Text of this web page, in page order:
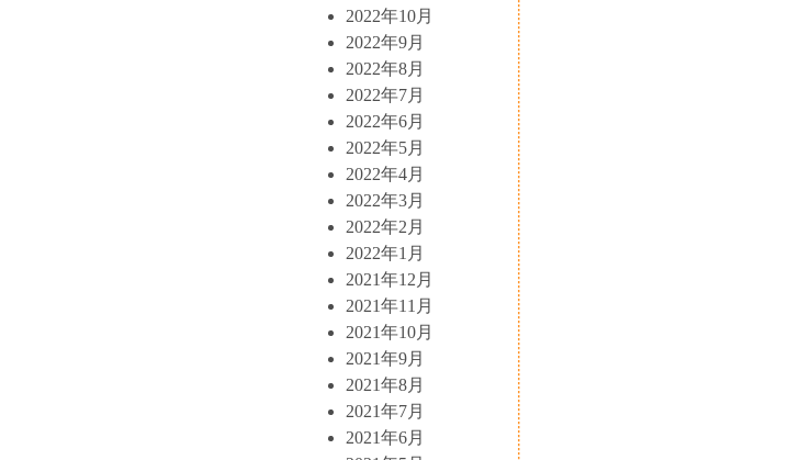
2022年10月
2022年9月
2022年8月
2022年7月
2022年6月
2022年5月
2022年4月
2022年3月
2022年2月
2022年1月
2021年12月
2021年11月
2021年10月
2021年9月
2021年8月
2021年7月
2021年6月